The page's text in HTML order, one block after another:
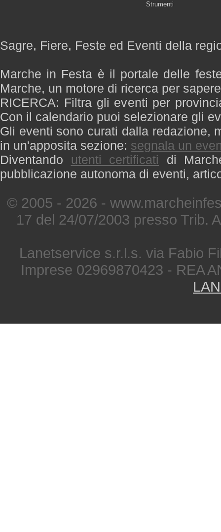
Strumenti
Sagre, Fiere, Feste ed Eventi della
Marche in Festa è il portale delle
Marche, un motore di ricerca per
RICERCA: Filtra gli eventi per
Con il calendario puoi selezionare gli
Gli eventi sono curati dalla redazione,
in un'apposita sezione: segnala un
Diventando utenti certificati di
pubblicazione autonoma di eventi,
© 2005 - 2026 -
17 del 24/07/2003 presso Trib.
Lanetservice s.r.l.s. via Fabio
Imprese 02969870423 - REA